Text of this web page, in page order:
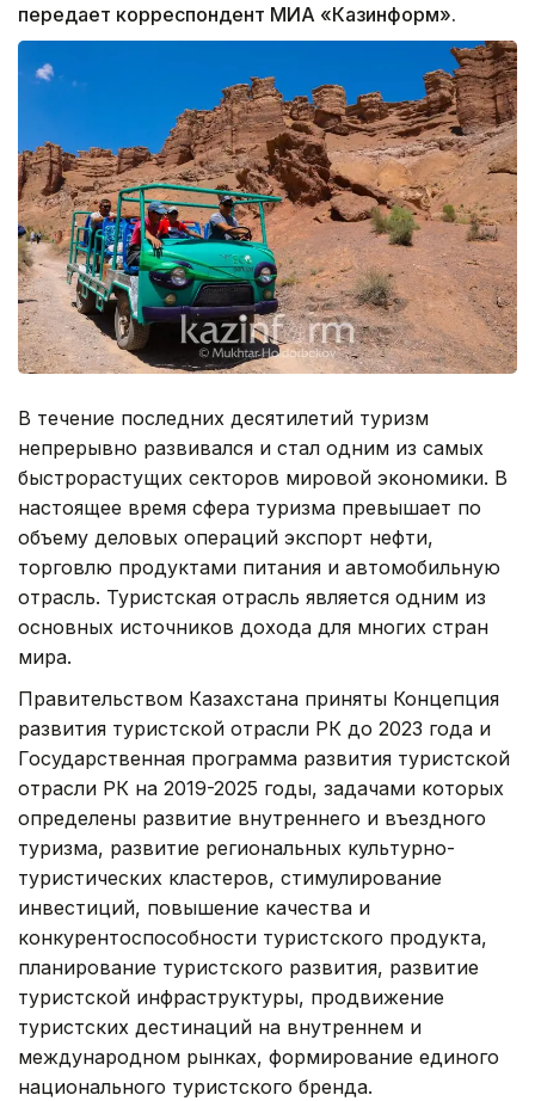
передает корреспондент МИА «Казинформ».
В течение последних десятилетий туризм
непрерывно развивался и стал одним из самых
быстрорастущих секторов мировой экономики. В
настоящее время сфера туризма превышает по
объему деловых операций экспорт нефти,
торговлю продуктами питания и автомобильную
отрасль. Туристская отрасль является одним из
основных источников дохода для многих стран
мира.
Правительством Казахстана приняты Концепция
развития туристской отрасли РК до 2023 года и
Государственная программа развития туристской
отрасли РК на 2019-2025 годы, задачами которых
определены развитие внутреннего и въездного
туризма, развитие региональных культурно-
туристических кластеров, стимулирование
инвестиций, повышение качества и
конкурентоспособности туристского продукта,
планирование туристского развития, развитие
туристской инфраструктуры, продвижение
туристских дестинаций на внутреннем и
международном рынках, формирование единого
национального туристского бренда.